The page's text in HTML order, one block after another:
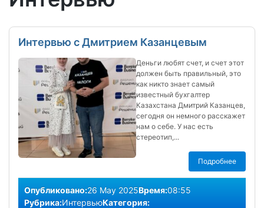
Интервью с Дмитрием Казанцевым
Деньги любят счет, и счет этот
должен быть правильный, это
как никто знает самый
известный бухгалтер
Казахстана Дмитрий Казанцев,
сегодня он немного расскажет
нам о себе. У нас есть
стереотип,...
Подробнее
Опубликовано:26 May 2025Время:08:55
Рубрика:ИнтервьюКатегория: